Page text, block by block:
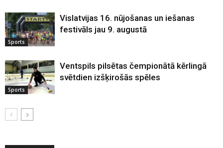
Sports
Vislatvijas 16. nūjošanas un iešanas
festivāls jau 9. augustā
Sports
Ventspils pilsētas čempionātā kērlingā
svētdien izšķirošās spēles